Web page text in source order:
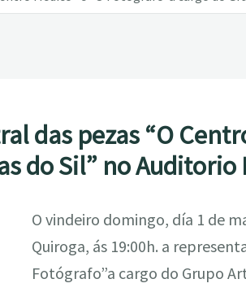
das pezas “O
do Sil” no
O vindeiro domingo, día 1 de
Quiroga, ás 19:00h. a
Fotógrafo”a cargo do Grupo